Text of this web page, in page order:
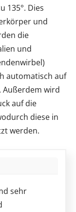
135°. Dies
und
die
und
automatisch auf
Außerdem wird
auf die
diese in
werden.
sehr